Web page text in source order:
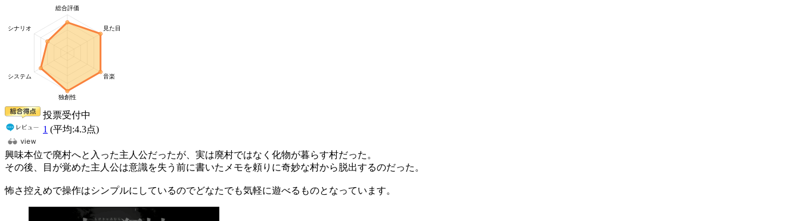
投票受付中
1 (平均:4.3点)
興味本位で廃村へと入った主人公だったが、実は廃村ではなく化物が暮らす村だった。
その後、目が覚めた主人公は意識を失う前に書いたメモを頼りに奇妙な村から脱出するのだった。
怖さ控えめで操作はシンプルにしているのでどなたでも気軽に遊べるものとなっています。